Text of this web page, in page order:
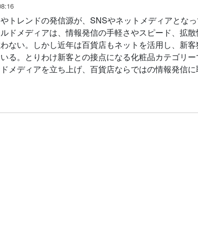
トレンドの発信源が、SNSやネットメディアとなっ
ドメディアは、情報発信の手軽さやスピード、拡
ない。しかし近年は百貨店もネットを活用し、新客
る。とりわけ新客との接点になる化粧品カテゴリ
メディアを立ち上げ、百貨店ならではの情報発信に